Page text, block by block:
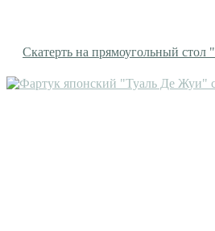
Скатерть на прямоугольный